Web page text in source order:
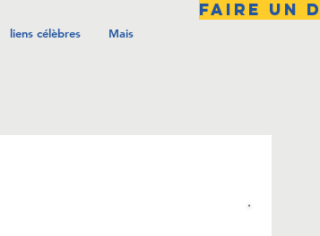
FAIRE UN
liens célèbres Mais